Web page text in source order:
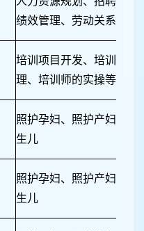
绩效管理、劳动关系管理
培训项目开发、培训教学
理、培训师的实操等
照护孕妇、照护产妇、照
生儿
照护孕妇、照护产妇、照
生儿